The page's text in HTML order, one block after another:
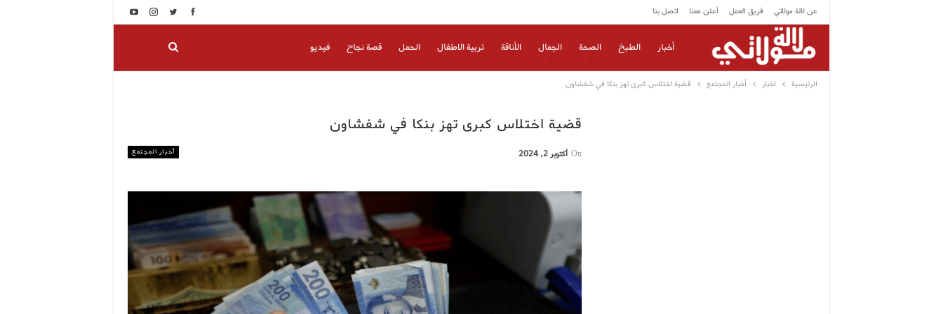
عن لالة مولاتي فريق العمل أعلن معنا اتصل بنا
أخبار الطبخ الصحة الجمال الأناقة تربية الاطفال الحمل قصة نجاح فيديو
الرئيسية اخبار أخبار المجتمع قضية اختلاس كبرى تهز بنكا في شفشاون
قضية اختلاس كبرى تهز بنكا في شفشاون
أخبار المجتمع On أكتوبر 2, 2024